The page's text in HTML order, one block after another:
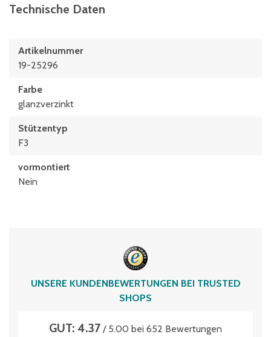
Technische Daten
Artikelnummer
19-25296
Farbe
glanzverzinkt
Stützentyp
F3
vormontiert
Nein
UNSERE KUNDENBEWERTUNGEN BEI TRUSTED
SHOPS
GUT: 4.37 / 5.00 bei 652 Bewertungen